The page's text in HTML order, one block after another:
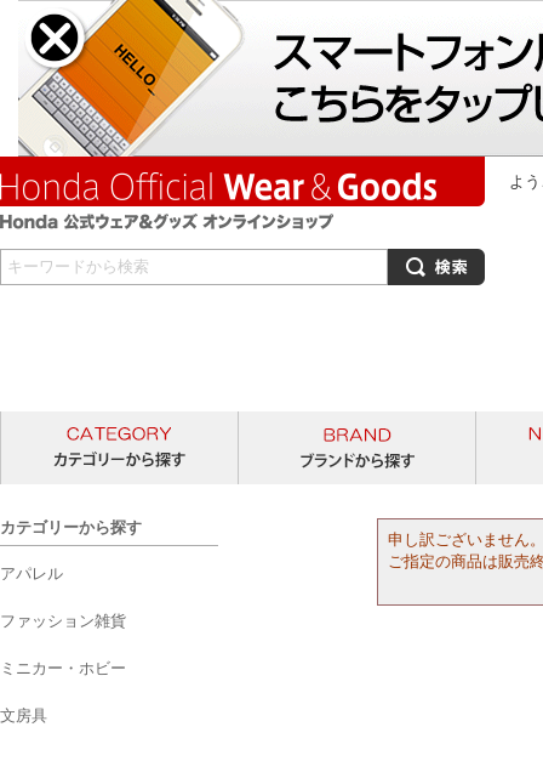
よ
申し訳ございません
ご指定の商品は販売
カテゴリーから探す
アパレル
ファッション雑貨
ミニカー・ホビー
文房具